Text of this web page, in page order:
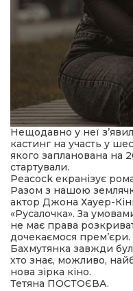
Нещодавно у неї
кастинг на участь у
якого запланована на
стартували.
Peacock екранізує
Разом з нашою
актор Джона Хауер-
«Русалочка». За
не має права
дочекаємося прем’єри.
Бахмутянка завжди
хто знає, можливо,
нова зірка кіно.
Тетяна ПОСТОЄВА.